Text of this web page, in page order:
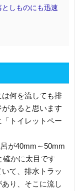
としものにも迅速
何を流しても排
あると思います
トイレットペー
が40mm～50mm
確かに太目です
て、排水トラッ
り、そこに流し